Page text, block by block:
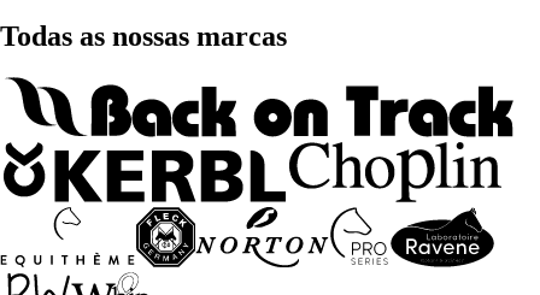
Todas as nossas marcas